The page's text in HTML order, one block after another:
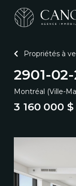
Propriétés à
2901-
Montréal (Ville-
3 160 000 $